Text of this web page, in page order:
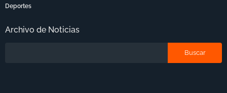
Deportes
Archivo de Noticias